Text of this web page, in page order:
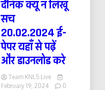
दैनिक क्यूँ न लिखूं
सच
20.02.2024 ई-
पेपर यहाँ से पढ़ें
और डाउनलोड करे
Team KNLS Live
February 19, 2024
0